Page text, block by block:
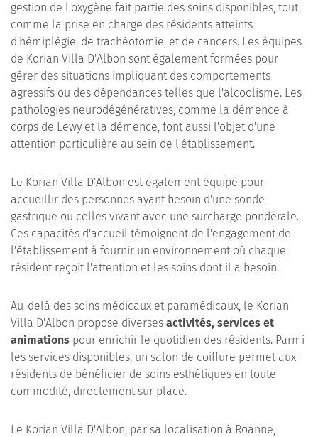
gestion de l'oxygène fait partie des soins disponibles, tout
comme la prise en charge des résidents atteints
d'hémiplégie, de trachéotomie, et de cancers. Les équipes
de Korian Villa D'Albon sont également formées pour
gérer des situations impliquant des comportements
agressifs ou des dépendances telles que l'alcoolisme. Les
pathologies neurodégénératives, comme la démence à
corps de Lewy et la démence, font aussi l'objet d'une
attention particulière au sein de l'établissement.
Le Korian Villa D'Albon est également équipé pour
accueillir des personnes ayant besoin d'une sonde
gastrique ou celles vivant avec une surcharge pondérale.
Ces capacités d'accueil témoignent de l'engagement de
l'établissement à fournir un environnement où chaque
résident reçoit l'attention et les soins dont il a besoin.
Au-delà des soins médicaux et paramédicaux, le Korian
Villa D'Albon propose diverses activités, services et
animations pour enrichir le quotidien des résidents. Parmi
les services disponibles, un salon de coiffure permet aux
résidents de bénéficier de soins esthétiques en toute
commodité, directement sur place.
Le Korian Villa D'Albon, par sa localisation à Roanne,